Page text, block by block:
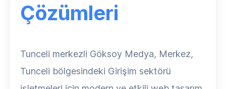
Çözümleri
Tunceli merkezli Göksoy Medya, Merkez,
Tunceli bölgesindeki Girişim sektörü